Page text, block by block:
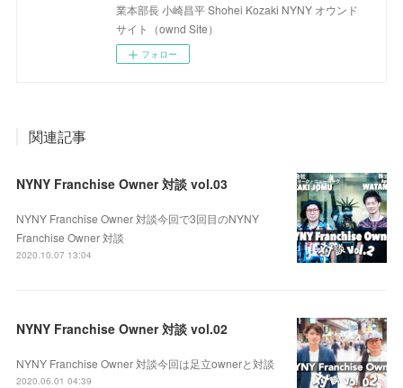
業本部長 小崎昌平 Shohei Kozaki NYNY オウンド
サイト（ownd Site）
フォロー
関連記事
NYNY Franchise Owner 対談 vol.03
NYNY Franchise Owner 対談今回で3回目のNYNY
Franchise Owner 対談
2020.10.07 13:04
NYNY Franchise Owner 対談 vol.02
NYNY Franchise Owner 対談今回は足立ownerと対談
2020.06.01 04:39